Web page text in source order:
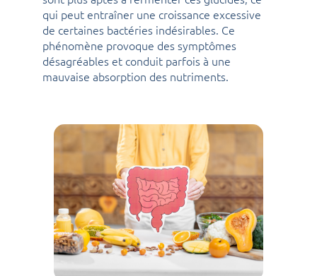
qui peut entraîner une croissance excessive
de certaines bactéries indésirables. Ce
phénomène provoque des symptômes
désagréables et conduit parfois à une
mauvaise absorption des nutriments.